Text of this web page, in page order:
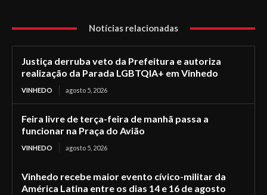
Notícias relacionadas
Justiça derruba veto da Prefeitura e autoriza
realização da Parada LGBTQIA+ em Vinhedo
VINHEDO agosto 5, 2026
Feira livre de terça-feira de manhã passa a
funcionar na Praça do Avião
VINHEDO agosto 5, 2026
Vinhedo recebe maior evento cívico-militar da
América Latina entre os dias 14 e 16 de agosto